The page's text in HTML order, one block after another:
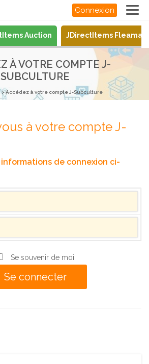
Connexion
Auction JDirectItems
À VOTRE COMPTE J-
SUBCULTURE
Accédez à votre compte J-Subculture
à votre compte J-
de connexion ci-
Se souvenir de moi